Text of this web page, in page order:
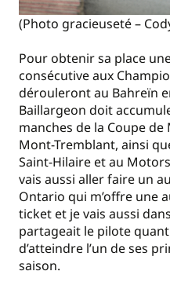
(Photo gracieuseté –
Pour obtenir sa place
consécutive aux
dérouleront au Bahreïn
Baillargeon doit
manches de la Coupe
Mont-Tremblant, ainsi
Saint-Hilaire et au
vais aussi aller faire un
Ontario qui m’offre une
ticket et je vais aussi
partageait le pilote
d’atteindre l’un de ses
saison.